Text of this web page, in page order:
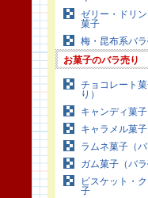
ゼリー・ドリ
菓子
梅・昆布系バ
お菓子のバラ売り
チョコレート
り）
キャンディ菓子
キャラメル菓子
ラムネ菓子（バ
ガム菓子（バラ
ビスケット・
子